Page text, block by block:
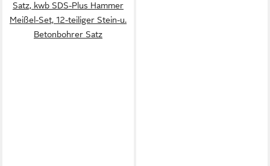
Satz, kwb SDS-Plus Hammer
Meißel-Set, 12-teiliger Stein-u.
Betonbohrer Satz